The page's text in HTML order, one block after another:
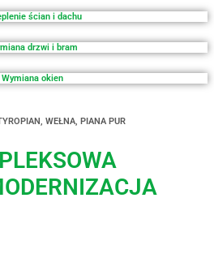
ścian i dachu
drzwi i bram
Wymiana okien
WEŁNA, PIANA PUR